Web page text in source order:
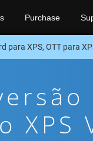
Purchase
para XPS, OTT para
XPS